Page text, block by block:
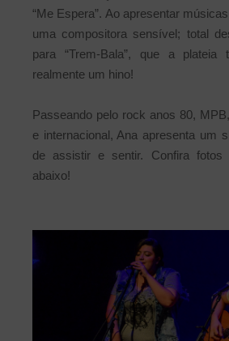
“Me Espera”. Ao apresentar
uma compositora sensível; total
para “Trem-Bala”, que a plateia
realmente um hino!
Passeando pelo rock anos 80,
e internacional, Ana apresenta um
de assistir e sentir. Confira fotos
abaixo!